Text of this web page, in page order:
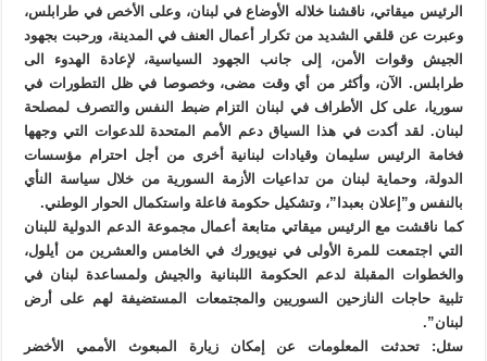
الرئيس ميقاتي، ناقشنا خلاله الأوضاع في لبنان، وعلى الأخص في طرابلس،
وعبرت عن قلقي الشديد من تكرار أعمال العنف في المدينة، ورحبت بجهود
الجيش وقوات الأمن، إلى جانب الجهود السياسية، لإعادة الهدوء الى
طرابلس. الآن، وأكثر من أي وقت مضى، وخصوصا في ظل التطورات في
سوريا، على كل الأطراف في لبنان التزام ضبط النفس والتصرف لمصلحة
لبنان. لقد أكدت في هذا السياق دعم الأمم المتحدة للدعوات التي وجهها
فخامة الرئيس سليمان وقيادات لبنانية أخرى من أجل احترام مؤسسات
الدولة، وحماية لبنان من تداعيات الأزمة السورية من خلال سياسة النأي
بالنفس و”إعلان بعبدا”، وتشكيل حكومة فاعلة واستكمال الحوار الوطني.
كما ناقشت مع الرئيس ميقاتي متابعة أعمال مجموعة الدعم الدولية للبنان
التي اجتمعت للمرة الأولى في نيويورك في الخامس والعشرين من أيلول،
والخطوات المقبلة لدعم الحكومة اللبنانية والجيش ولمساعدة لبنان في
تلبية حاجات النازحين السوريين والمجتمعات المستضيفة لهم على أرض
لبنان”.
سئل: تحدثت المعلومات عن إمكان زيارة المبعوث الأممي الأخضر